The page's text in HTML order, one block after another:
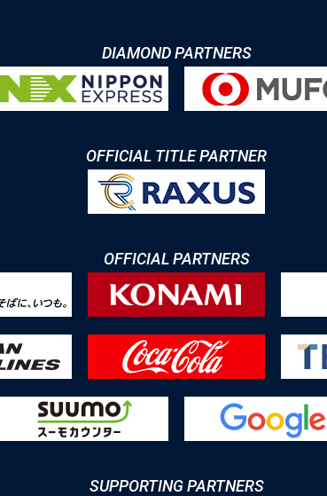
DIAMOND PARTNERS
OFFICIAL TITLE PARTNER
OFFICIAL PARTNERS
SUPPORTING PARTNERS